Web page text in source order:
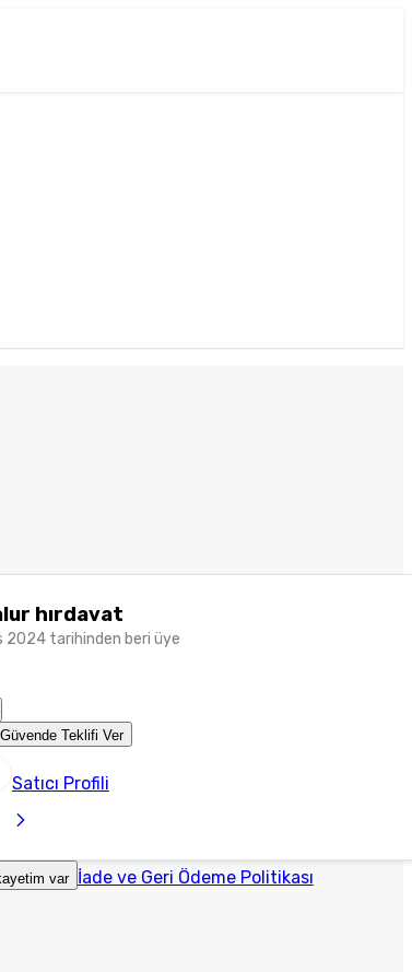
hırdavat
2024 tarihinden beri üye
Teklifi Ver
Satıcı Profili
var İade ve Geri Ödeme Politikası